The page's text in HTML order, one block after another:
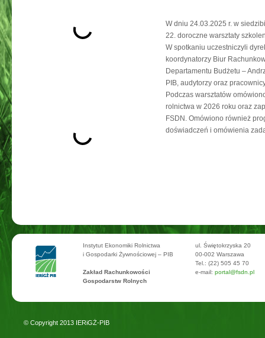
W dniu 24.03.2025 r. w
22. doroczne warsztaty
W spotkaniu uczestniczyli
koordynatorzy Biur
Departamentu Budżetu –
PIB, audytorzy oraz
Podczas warsztatów
rolnictwa w 2026 roku oraz
FSDN. Omówiono również
doświadczeń i omówienia
Instytut Ekonomiki Rolnictwa
i Gospodarki Żywnościowej – PIB
Zakład Rachunkowości
Gospodarstw Rolnych
ul. Świętokrzyska 20
00-002 Warszawa
Tel.: (22) 505 45 70
e-mail: portal@fsdn.pl
© Copyright 2013 IERiGŻ-PIB